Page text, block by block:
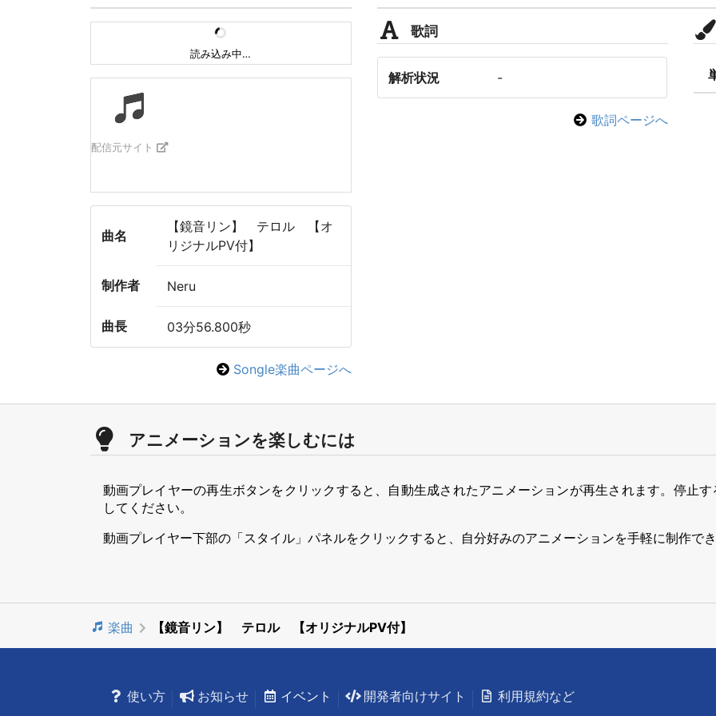
読み込み中…
配信元サイト
曲名
【鏡音リン】 テロル 【オ
リジナルPV付】
制作者 Neru
曲長 03分56.800秒
Songle楽曲ページへ
歌詞
解析状況 -
歌詞ページへ
アニメーションを楽しむには
動画プレイヤーの再生ボタンをクリックすると、自動生成されたアニメーションが再生されます。停止
してください。
動画プレイヤー下部の「スタイル」パネルをクリックすると、自分好みのアニメーションを手軽に制作でき
楽曲 【鏡音リン】 テロル 【オリジナルPV付】
使い方 お知らせ イベント 開発者向けサイト 利用規約など